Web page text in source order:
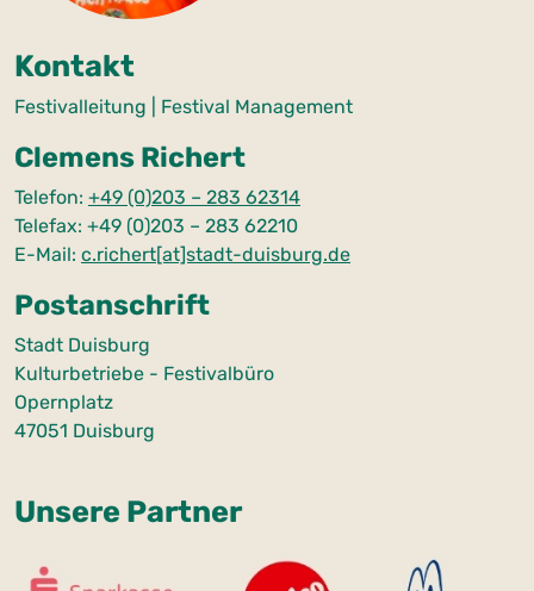
Kontakt
Festivalleitung | Festival Management
Clemens Richert
Telefon: +49 (0)203 – 283 62314
Telefax: +49 (0)203 – 283 62210
E-Mail: c.richert[at]stadt-duisburg.de
Postanschrift
Stadt Duisburg
Kulturbetriebe - Festivalbüro
Opernplatz
47051 Duisburg
Unsere Partner